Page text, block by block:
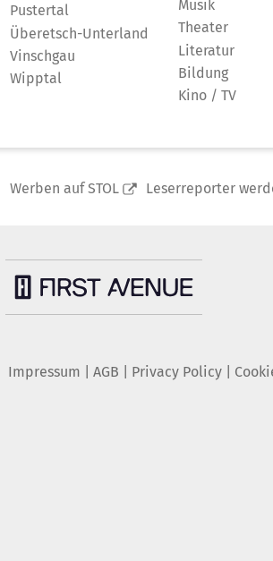
Pustertal
Überetsch-Unterland
Vinschgau
Wipptal
Musik
Theater
Literatur
Bildung
Kino / TV
Werben auf STOL Leserreporter
Impressum AGB Privacy Policy|